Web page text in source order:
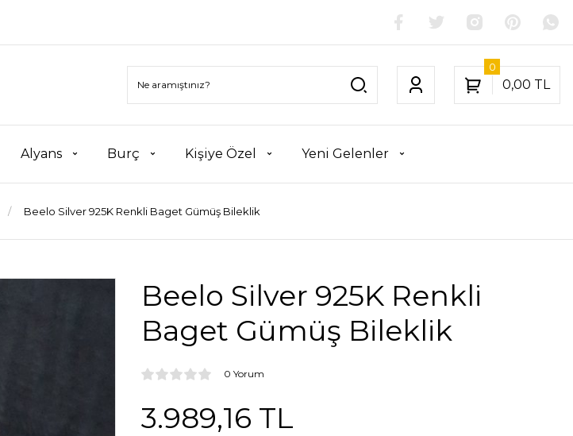
0,00 TL
0
Alyans Burç Kişiye Özel Yeni Gelenler
Beelo Silver 925K Renkli Baget Gümüş Bileklik
Beelo Silver 925K Renkli
Baget Gümüş Bileklik
0 Yorum
3.989,16 TL